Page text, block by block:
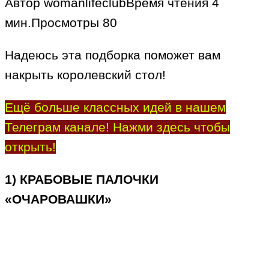
Автор womanlifeclubВремя чтения 4
мин.Просмотры 80
Надеюсь эта подборка поможет вам
накрыть королевский стол!
Ещё больше классных идей в нашем
Телеграм канале! Нажми здесь чтобы
открыть!
1) КРАБОВЫЕ ПАЛОЧКИ
«ОЧАРОВАШКИ»